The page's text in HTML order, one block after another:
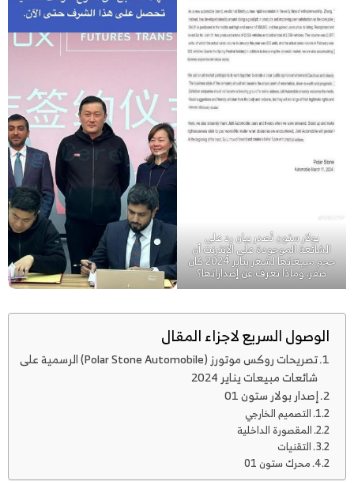
بولار ستون تُصدر بيان رد على
الشائعة الموجودة على الإنترنت أن
حجم مبيعاتها لشهر يناير 2024 كان
صفر، وماذا تعرف عن إصداراتها؟
الوصول السريع لاجزاء المقال
تصريحات روكس موتورز (Polar Stone Automobile) الرسمية على
شائعات مبيعات يناير 2024
إصدار بولار ستون 01
التصميم الخارجي
المقصورة الداخلية
التقنيات
محرك ستون 01